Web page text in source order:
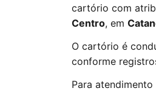
cartório com
Centro, em
O cartório é
conforme
Para